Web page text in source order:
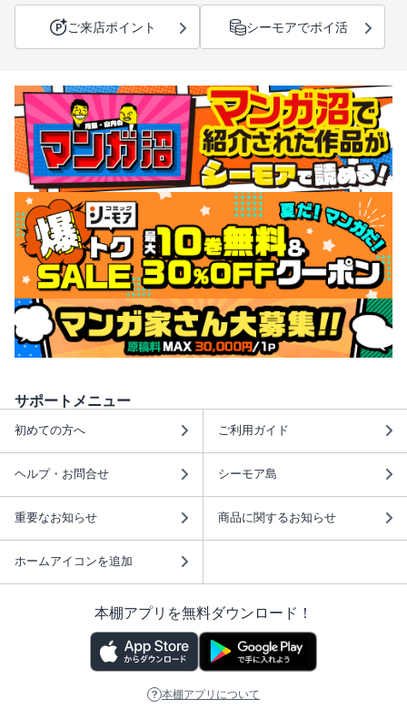
ご来店ポイント シーモアでポイ活
サポートメニュー
初めての方へ ご利用ガイド
ヘルプ・お問合せ シーモア島
重要なお知らせ 商品に関するお知らせ
ホームアイコンを追加
本棚アプリを無料ダウンロード！
本棚アプリについて